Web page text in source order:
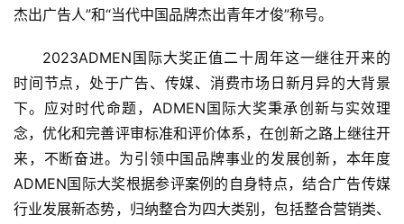
杰出广告人”和“当代中国品牌杰出青年才俊”称号。
2023ADMEN国际大奖正值二十周年这一继往开来的
时间节点，处于广告、传媒、消费市场日新月异的大背景
下。应对时代命题，ADMEN国际大奖秉承创新与实效理
念，优化和完善评审标准和评价体系，在创新之路上继往开
来，不断奋进。为引领中国品牌事业的发展创新，本年度
ADMEN国际大奖根据参评案例的自身特点，结合广告传媒
行业发展新态势，归纳整合为四大类别，包括整合营销类、